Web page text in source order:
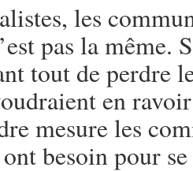
les
pas la même.
tout de perdre
en
mesure les
besoin pour